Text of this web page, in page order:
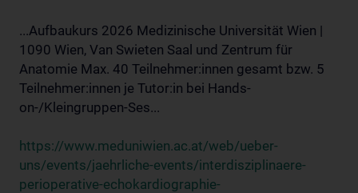
...Aufbaukurs 2026 Medizinische Universität Wien |
1090 Wien, Van Swieten Saal und Zentrum für
Anatomie Max. 40 Teilnehmer:innen gesamt bzw. 5
Teilnehmer:innen je Tutor:in bei Hands-
on-/Kleingruppen-Ses...
https://www.meduniwien.ac.at/web/ueber-
uns/events/jaehrliche-events/interdisziplinaere-
perioperative-echokardiographie-